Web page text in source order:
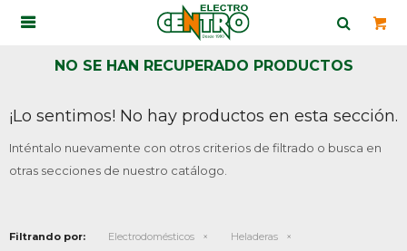

NO SE HAN RECUPERADO PRODUCTOS
¡Lo sentimos! No hay productos en esta sección.
Inténtalo nuevamente con otros criterios de filtrado o busca en
otras secciones de nuestro catálogo.
Filtrando por: Electrodomésticos
Heladeras